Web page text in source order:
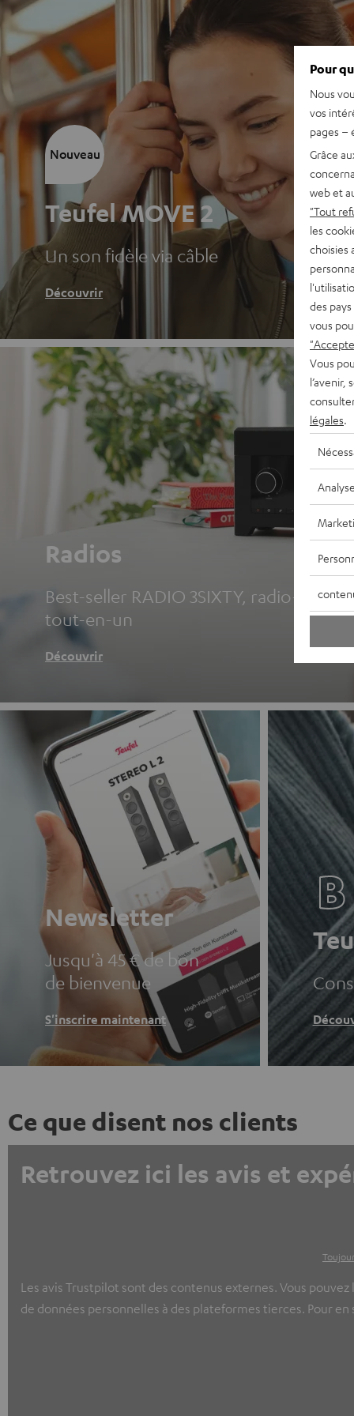
Teufel MOVE 2
Un son fidèle via câble
Découvrir
Nouveau
Radios
Best-seller RADIO 3SIXTY, radio-
tout-en-un
Découvrir
Newsletter
Jusqu'à 45 € de bon
de bienvenue
S'inscrire maintenant
Ce que disent nos clients
Retrouvez ici les avis et
Les avis Trustpilot sont des contenus externes. Vous
de données personnelles à des plateformes tierces. Pour
Pour
Nous
vos
pages –
Grâce
web et
"Tout
les
choisies
des
vous
Vous
l’avenir,
légales